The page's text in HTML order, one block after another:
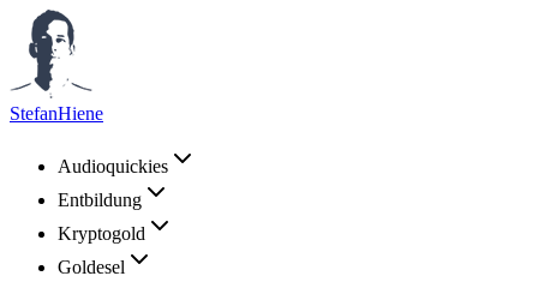
StefanHiene
Audioquickies
Entbildung
Kryptogold
Goldesel